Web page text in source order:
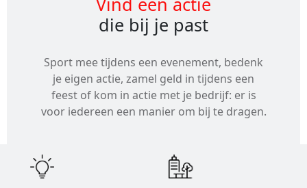
die bij je past
Sport mee tijdens een evenement, bedenk
je eigen actie, zamel geld in tijdens een
feest of kom in actie met je bedrijf: er is
voor iedereen een manier om bij te dragen.